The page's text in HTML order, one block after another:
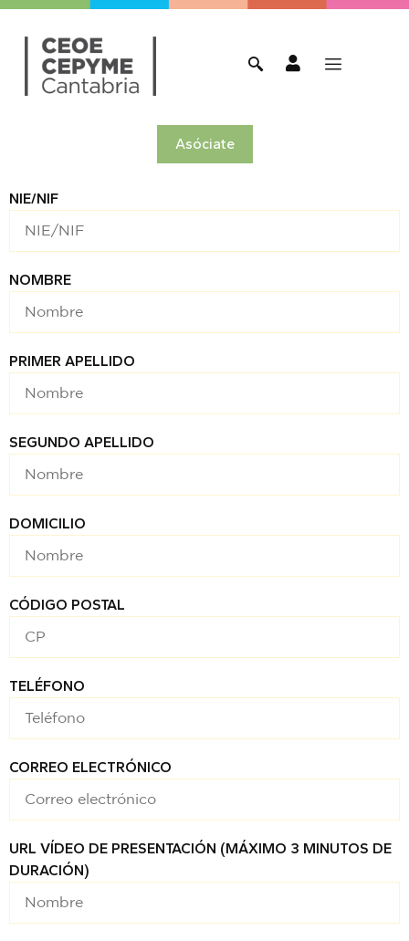
Asóciate
NIE/NIF
NOMBRE
PRIMER APELLIDO
SEGUNDO APELLIDO
DOMICILIO
CÓDIGO POSTAL
TELÉFONO
CORREO ELECTRÓNICO
URL VÍDEO DE PRESENTACIÓN (MÁXIMO 3 MINUTOS DE
DURACIÓN)